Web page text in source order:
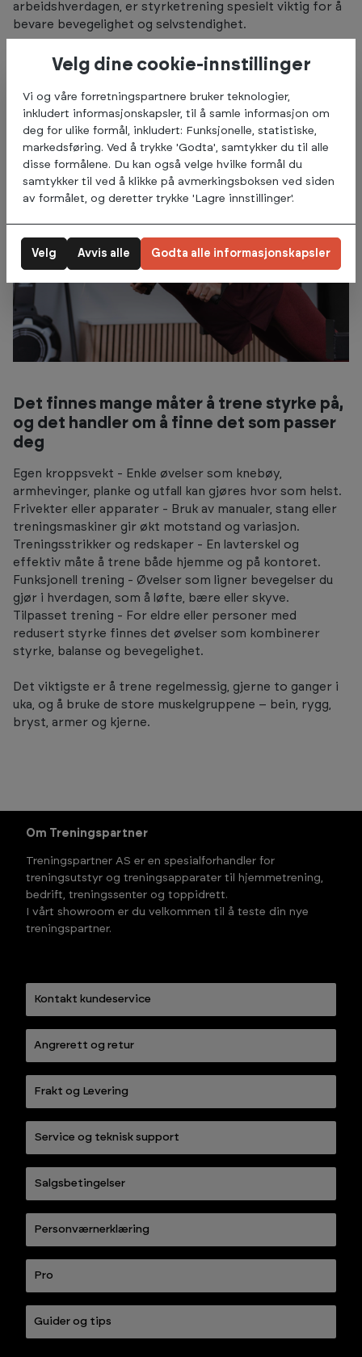
arbeidshverdagen, er styrketrening spesielt viktig for å
bevare bevegelighet og selvstendighet.
Det finnes mange måter å trene styrke på,
og det handler om å finne det som passer
deg
Egen kroppsvekt - Enkle øvelser som knebøy,
armhevinger, planke og utfall kan gjøres hvor som helst.
Frivekter eller apparater - Bruk av manualer, stang eller
treningsmaskiner gir økt motstand og variasjon.
Treningsstrikker og redskaper - En lavterskel og
effektiv måte å trene både hjemme og på kontoret.
Funksjonell trening - Øvelser som ligner bevegelser du
gjør i hverdagen, som å løfte, bære eller skyve.
Tilpasset trening - For eldre eller personer med
redusert styrke finnes det øvelser som kombinerer
styrke, balanse og bevegelighet.
Det viktigste er å trene regelmessig, gjerne to ganger i
uka, og å bruke de store muskelgruppene – bein, rygg,
bryst, armer og kjerne.
Om Treningspartner
Treningspartner AS er en spesialforhandler for
treningsutstyr og treningsapparater til hjemmetrening,
bedrift, treningssenter og toppidrett.
I vårt showroom er du velkommen til å teste din nye
treningspartner.
Kontakt kundeservice
Angrerett og retur
Frakt og Levering
Service og teknisk support
Salgsbetingelser
Personværnerklæring
Pro
Guider og tips
Velg dine cookie-innstillinger
Vi og våre forretningspartnere bruker teknologier,
inkludert informasjonskapsler, til å samle informasjon om
deg for ulike formål, inkludert: Funksjonelle, statistiske,
markedsføring. Ved å trykke 'Godta', samtykker du til alle
disse formålene. Du kan også velge hvilke formål du
samtykker til ved å klikke på avmerkingsboksen ved siden
av formålet, og deretter trykke 'Lagre innstillinger'.
Avvis alle
Velg Godta alle informasjonskapsler